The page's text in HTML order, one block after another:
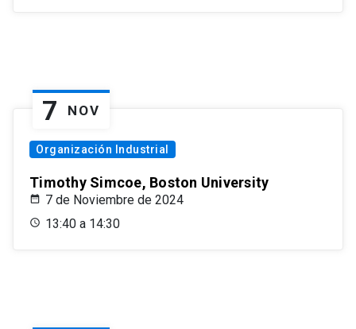
7 NOV
Organización Industrial
Timothy Simcoe, Boston University
7 de Noviembre de 2024
13:40 a 14:30